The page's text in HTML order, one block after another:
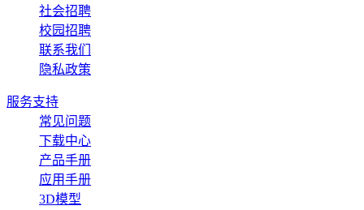
社会招聘
校园招聘
联系我们
隐私政策
服务支持
常见问题
下载中心
产品手册
应用手册
3D模型